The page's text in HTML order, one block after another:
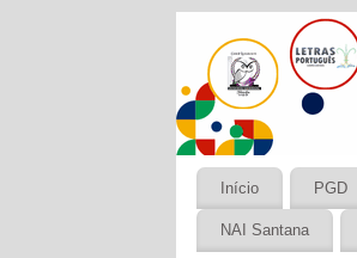
Início PGD
NAI Santana